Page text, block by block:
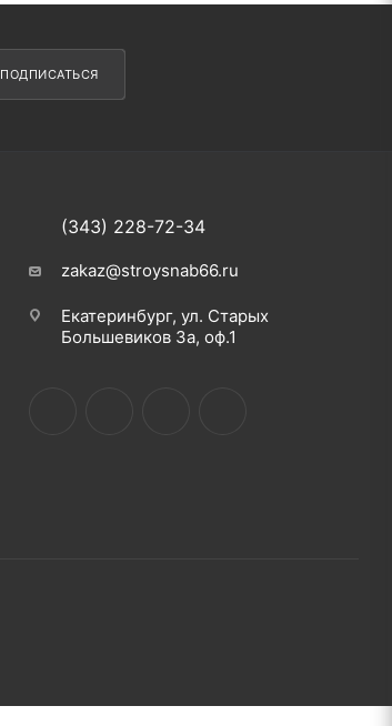
ПОДПИСАТЬСЯ
(343) 228-72-34
zakaz@stroysnab66.ru
Екатеринбург, ул. Старых
Большевиков 3а, оф.1